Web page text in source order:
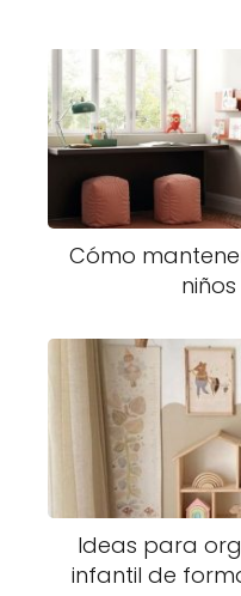
Cómo
Ideas para
infantil de